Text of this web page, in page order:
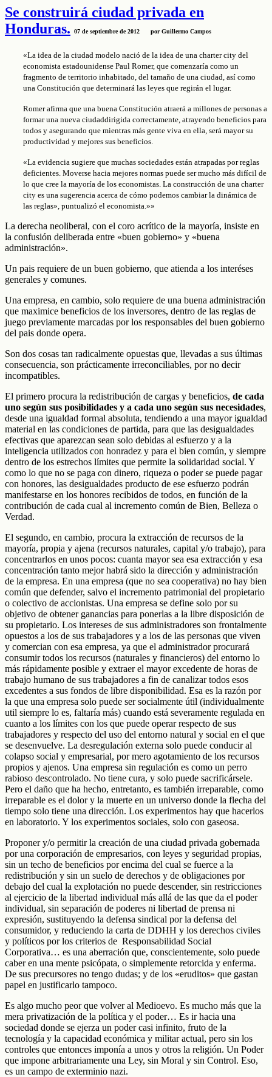
Se construirá ciudad privada en
Honduras.
07 de septiembre de 2012 por Guillermo Campos
«La idea de la ciudad modelo nació de la idea de una charter city del
economista estadounidense Paul Romer, que comenzaría como un
fragmento de territorio inhabitado, del tamaño de una ciudad, así como
una Constitución que determinará las leyes que regirán el lugar.
Romer afirma que una buena Constitución atraerá a millones de personas a
formar una nueva ciudaddirigida correctamente, atrayendo beneficios para
todos y asegurando que mientras más gente viva en ella, será mayor su
productividad y mejores sus beneficios.
«La evidencia sugiere que muchas sociedades están atrapadas por reglas
deficientes. Moverse hacia mejores normas puede ser mucho más difícil de
lo que cree la mayoría de los economistas. La construcción de una charter
city es una sugerencia acerca de cómo podemos cambiar la dinámica de
las reglas», puntualizó el economista.»»
La derecha neoliberal, con el coro acrítico de la mayoría, insiste en
la confusión deliberada entre «buen gobierno» y «buena
administración».
Un pais requiere de un buen gobierno, que atienda a los interéses
generales y comunes.
Una empresa, en cambio, solo requiere de una buena administración
que maximice beneficios de los inversores, dentro de las reglas de
juego previamente marcadas por los responsables del buen gobierno
del pais donde opera.
Son dos cosas tan radicalmente opuestas que, llevadas a sus últimas
consecuencia, son prácticamente irreconciliables, por no decir
incompatibles.
El primero procura la redistribución de cargas y beneficios, de cada
uno según sus posibilidades y a cada uno según sus necesidades,
desde una igualdad formal absoluta, tendiendo a una mayor igualdad
material en las condiciones de partida, para que las desigualdades
efectivas que aparezcan sean solo debidas al esfuerzo y a la
inteligencia utilizados con honradez y para el bien común, y siempre
dentro de los estrechos límites que permite la solidaridad social. Y
como lo que no se paga con dinero, riqueza o poder se puede pagar
con honores, las desigualdades producto de ese esfuerzo podrán
manifestarse en los honores recibidos de todos, en función de la
contribución de cada cual al incremento común de Bien, Belleza o
Verdad.
El segundo, en cambio, procura la extracción de recursos de la
mayoría, propia y ajena (recursos naturales, capital y/o trabajo), para
concentrarlos en unos pocos: cuanta mayor sea esa extracción y esa
concentración tanto mejor habrá sido la dirección y administración
de la empresa. En una empresa (que no sea cooperativa) no hay bien
común que defender, salvo el incremento patrimonial del propietario
o colectivo de accionistas. Una empresa se define solo por su
objetivo de obtener ganancias para ponerlas a la libre disposición de
su propietario. Los intereses de sus administradores son frontalmente
opuestos a los de sus trabajadores y a los de las personas que viven
y comercian con esa empresa, ya que el administrador procurará
consumir todos los recursos (naturales y financieros) del entorno lo
más rápidamente posible y extraer el mayor excedente de horas de
trabajo humano de sus trabajadores a fin de canalizar todos esos
excedentes a sus fondos de libre disponibilidad. Esa es la razón por
la que una empresa solo puede ser socialmente útil (individualmente
util siempre lo es, faltaría más) cuando está severamente regulada en
cuanto a los límites con los que puede operar respecto de sus
trabajadores y respecto del uso del entorno natural y social en el que
se desenvuelve. La desregulación externa solo puede conducir al
colapso social y empresarial, por mero agotamiento de los recursos
propios y ajenos. Una empresa sin regulación es como un perro
rabioso descontrolado. No tiene cura, y solo puede sacrificársele.
Pero el daño que ha hecho, entretanto, es también irreparable, como
irreparable es el dolor y la muerte en un universo donde la flecha del
tiempo solo tiene una dirección. Los experimentos hay que hacerlos
en laboratorio. Y los experimentos sociales, solo con gaseosa.
Proponer y/o permitir la creación de una ciudad privada gobernada
por una corporación de empresarios, con leyes y seguridad propias,
sin un techo de beneficios por encima del cual se fuerce a la
redistribución y sin un suelo de derechos y de obligaciones por
debajo del cual la explotación no puede descender, sin restricciones
al ejercicio de la libertad individual más allá de las que da el poder
individual, sin separación de poderes ni libertad de prensa ni
expresión, sustituyendo la defensa sindical por la defensa del
consumidor, y reduciendo la carta de DDHH y los derechos civiles
y políticos por los criterios de Responsabilidad Social
Corporativa… es una aberración que, conscientemente, solo puede
caber en una mente psicópata, o simplemente retorcida y enferma.
De sus precursores no tengo dudas; y de los «eruditos» que gastan
papel en justificarlo tampoco.
Es algo mucho peor que volver al Medioevo. Es mucho más que la
mera privatización de la política y el poder… Es ir hacia una
sociedad donde se ejerza un poder casi infinito, fruto de la
tecnología y la capacidad económica y militar actual, pero sin los
controles que entonces imponía a unos y otros la religión. Un Poder
que impone arbitrariamente una Ley, sin Moral y sin Control. Eso,
es un campo de exterminio nazi.